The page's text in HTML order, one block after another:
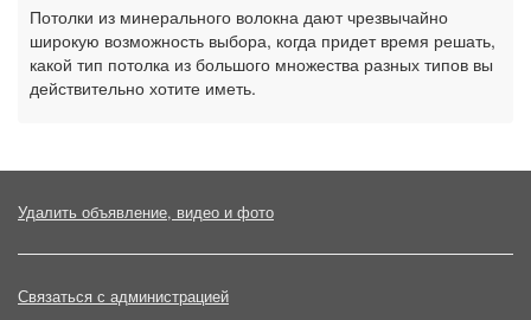
Потолки из минерального волокна дают чрезвычайно
широкую возможность выбора, когда придет время решать,
какой тип потолка из большого множества разных типов вы
действительно хотите иметь.
Удалить объявление, видео и фото
Связаться с администрацией